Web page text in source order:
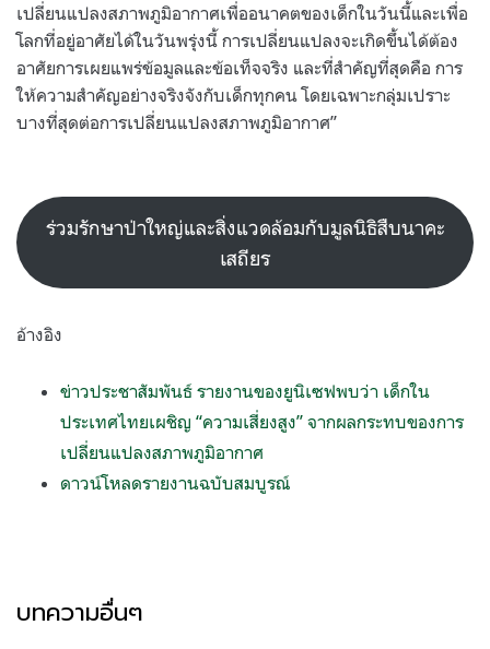
เปลี่ยนแปลงสภาพภูมิอากาศเพื่ออนาคตของเด็กในวันนี้และเพื่อ
โลกที่อยู่อาศัยได้ในวันพรุ่งนี้ การเปลี่ยนแปลงจะเกิดขึ้นได้ต้อง
อาศัยการเผยแพร่ข้อมูลและข้อเท็จจริง และที่สำคัญที่สุดคือ การ
ให้ความสำคัญอย่างจริงจังกับเด็กทุกคน โดยเฉพาะกลุ่มเปราะ
บางที่สุดต่อการเปลี่ยนแปลงสภาพภูมิอากาศ”
ร่วมรักษาป่าใหญ่และสิ่งแวดล้อมกับมูลนิธิสืบนาคะ
เสถียร
อ้างอิง
ข่าวประชาสัมพันธ์ รายงานของยูนิเซฟพบว่า เด็กใน
ประเทศไทยเผชิญ “ความเสี่ยงสูง” จากผลกระทบของการ
เปลี่ยนแปลงสภาพภูมิอากาศ
ดาวน์โหลดรายงานฉบับสมบูรณ์
บทความอื่นๆ